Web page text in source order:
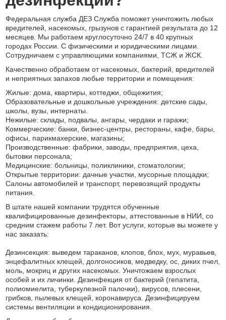
Федеральная служба ДЕЗ Служба поможет уничтожить любых
вредителей, насекомых, грызунов с гарантией результата до 12
месяцев. Мы работаем круглосуточно 24/7 в 40 крупных
городах России. С физическими и юридическими лицами.
Сотрудничаем с управляющими компаниями, ТСЖ и ЖСК.
Качественно обработаем от насекомых, бактерий, вредителей
и неприятных запахов любые территории и помещения:
Жилые: дома, квартиры, коттеджи, общежития;
Образовательные и дошкольные учреждения: детские сады,
школы, вузы, интернаты.
Нежилые: склады, подвалы, ангары, чердаки и гаражи;
Коммерческие: банки, бизнес-центры, рестораны, кафе, бары,
офисы, парикмахерские, магазины;
Производственные: фабрики, заводы, предприятия, цеха,
бытовки персонала;
Медицинские: больницы, поликлиники, стоматологии;
Открытые территории: дачные участки, мусорные площадки;
Салоны автомобилей и транспорт, перевозящий продукты
питания.
В штате нашей компании трудятся обученные
квалифицированные дезинфекторы, аттестованные в НИИ, со
средним стажем работы 7 лет. Вот услуги, которые вы можете у
нас заказать:
Дезинсекция: выведем тараканов, клопов, блох, мух, муравьев,
энцефалитных клещей, долгоносиков, медведку, ос, диких пчел,
моль, мокриц и других насекомых. Уничтожаем взрослых
особей и их личинки. Дезинфекция от бактерий (гепатита,
полиомиелита, туберкулезной палочки), вирусов, плесени,
грибков, пылевых клещей, коронавируса. Дезинфицируем
системы вентиляции и кондиционирования.